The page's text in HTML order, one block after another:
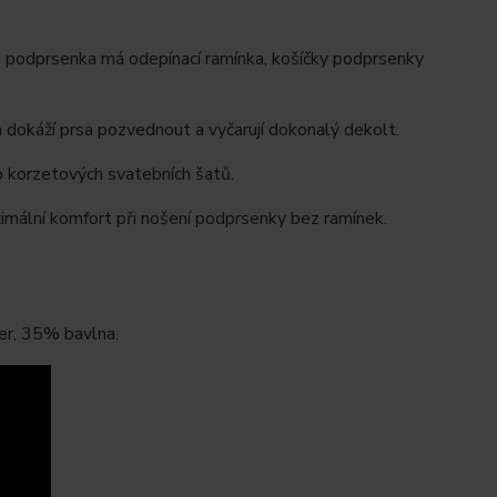
má odepínací ramínka, košíčky podprsenky
prsa pozvednout a vyčarují dokonalý dekolt.
svatebních šatů.
komfort při nošení podprsenky bez ramínek.
35% bavlna.